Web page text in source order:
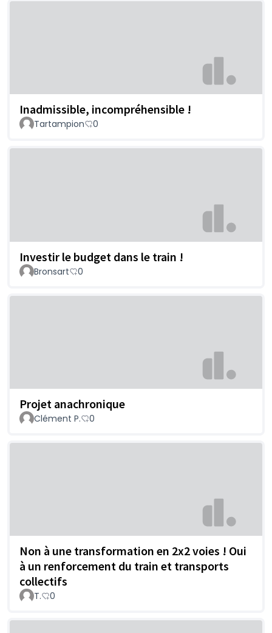
Inadmissible, incompréhensible !
Tartampion 0
Investir le budget dans le train !
Bronsart 0
Projet anachronique
Clément P. 0
Non à une transformation en 2x2 voies ! Oui
à un renforcement du train et transports
collectifs
T. 0